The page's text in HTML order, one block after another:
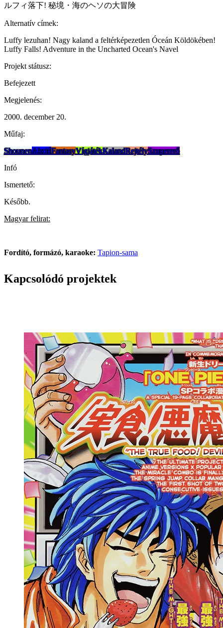
ルフィ落下! 秘境・海のヘソの大冒険
Alternatív címek:
Luffy lezuhan! Nagy kaland a feltérképezetlen Óceán Köldökében!
Luffy Falls! Adventure in the Uncharted Ocean's Navel
Projekt státusz:
Befejezett
Megjelenés:
2000. december 20.
Műfaj:
ShounenAkcióFantasyVígjátékKalandRejtélySzupererő
Infó
Ismertető:
Később.
Magyar felirat:
Fordító, formázó, karaoke: Tapion-sama
Kapcsolódó projektek